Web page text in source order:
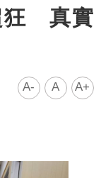
狂 真實
A- A A+